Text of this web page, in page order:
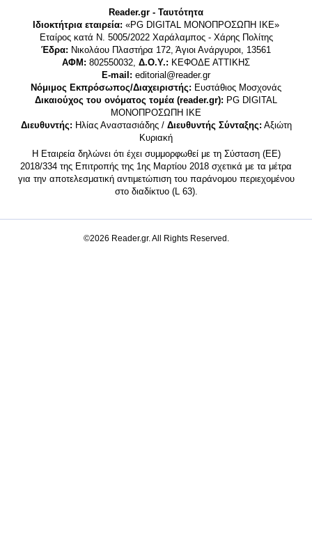
Reader.gr - Ταυτότητα
Ιδιοκτήτρια εταιρεία: «PG DIGITAL MONΟΠΡΟΣΩΠΗ ΙΚΕ»
Εταίρος κατά Ν. 5005/2022 Χαράλαμπος - Χάρης Πολίτης
Έδρα: Νικολάου Πλαστήρα 172, Άγιοι Ανάργυροι, 13561
ΑΦΜ: 802550032, Δ.Ο.Υ.: ΚΕΦΟΔΕ ΑΤΤΙΚΗΣ
E-mail: editorial@reader.gr
Νόμιμος Εκπρόσωπος/Διαχειριστής: Ευστάθιος Μοσχονάς
Δικαιούχος του ονόματος τομέα (reader.gr): PG DIGITAL
MONΟΠΡΟΣΩΠΗ ΙΚΕ
Διευθυντής: Ηλίας Αναστασιάδης / Διευθυντής Σύνταξης: Αξιώτη
Κυριακή
Η Εταιρεία δηλώνει ότι έχει συμμορφωθεί με τη Σύσταση (ΕΕ)
2018/334 της Επιτροπής της 1ης Μαρτίου 2018 σχετικά με τα μέτρα
για την αποτελεσματική αντιμετώπιση του παράνομου περιεχομένου
στο διαδίκτυο (L 63).
©2026 Reader.gr. All Rights Reserved.